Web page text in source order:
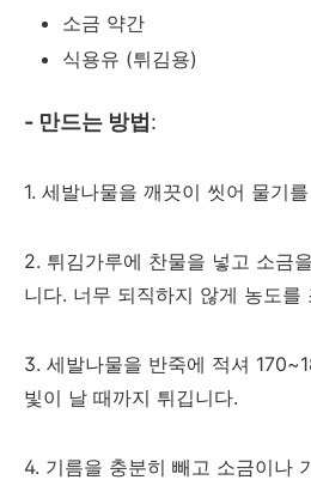
소금 약간
식용유 (튀김용)
- 만드는 방법 :
1. 세발나물을 깨끗이 씻어 물기
2. 튀김가루에 찬물을 넣고 소금
니다. 너무 되직하지 않게 농도를
3. 세발나물을 반죽에 적셔
빛이 날 때까지 튀깁니다.
4. 기름을 충분히 빼고 소금이나